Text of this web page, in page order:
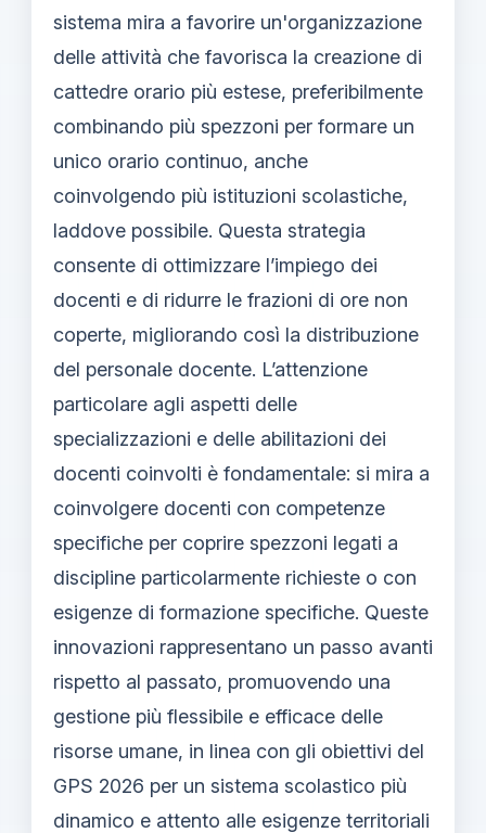
sistema mira a favorire un'organizzazione
delle attività che favorisca la creazione di
cattedre orario più estese, preferibilmente
combinando più spezzoni per formare un
unico orario continuo, anche
coinvolgendo più istituzioni scolastiche,
laddove possibile. Questa strategia
consente di ottimizzare l’impiego dei
docenti e di ridurre le frazioni di ore non
coperte, migliorando così la distribuzione
del personale docente. L’attenzione
particolare agli aspetti delle
specializzazioni e delle abilitazioni dei
docenti coinvolti è fondamentale: si mira a
coinvolgere docenti con competenze
specifiche per coprire spezzoni legati a
discipline particolarmente richieste o con
esigenze di formazione specifiche. Queste
innovazioni rappresentano un passo avanti
rispetto al passato, promuovendo una
gestione più flessibile e efficace delle
risorse umane, in linea con gli obiettivi del
GPS 2026 per un sistema scolastico più
dinamico e attento alle esigenze territoriali